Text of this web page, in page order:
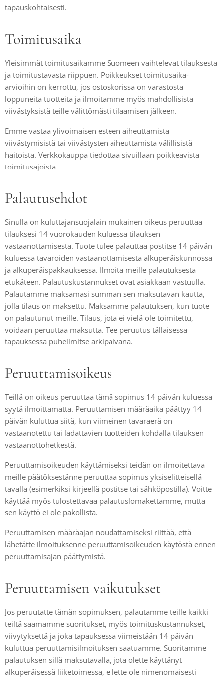
tapauskohtaisesti.
Toimitusaika
Yleisimmät toimitusaikamme Suomeen vaihtelevat tilauksesta
ja toimitustavasta riippuen. Poikkeukset toimitusaika-
arvioihin on kerrottu, jos ostoskorissa on varastosta
loppuneita tuotteita ja ilmoitamme myös mahdollisista
viivästyksistä teille välittömästi tilaamisen jälkeen.
Emme vastaa ylivoimaisen esteen aiheuttamista
viivästymisistä tai viivästysten aiheuttamista välillisistä
haitoista. Verkkokauppa tiedottaa sivuillaan poikkeavista
toimitusajoista.
Palautusehdot
Sinulla on kuluttajansuojalain mukainen oikeus peruuttaa
tilauksesi 14 vuorokauden kuluessa tilauksen
vastaanottamisesta. Tuote tulee palauttaa postitse 14 päivän
kuluessa tavaroiden vastaanottamisesta alkuperäiskunnossa
ja alkuperäispakkauksessa. Ilmoita meille palautuksesta
etukäteen. Palautuskustannukset ovat asiakkaan vastuulla.
Palautamme maksamasi summan sen maksutavan kautta,
jolla tilaus on maksettu. Maksamme palautuksen, kun tuote
on palautunut meille. Tilaus, jota ei vielä ole toimitettu,
voidaan peruuttaa maksutta. Tee peruutus tällaisessa
tapauksessa puhelimitse arkipäivänä.
Peruuttamisoikeus
Teillä on oikeus peruuttaa tämä sopimus 14 päivän kuluessa
syytä ilmoittamatta. Peruuttamisen määräaika päättyy 14
päivän kuluttua siitä, kun viimeinen tavaraerä on
vastaanotettu tai ladattavien tuotteiden kohdalla tilauksen
vastaanottohetkestä.
Peruuttamisoikeuden käyttämiseksi teidän on ilmoitettava
meille päätöksestänne peruuttaa sopimus yksiselitteisellä
tavalla (esimerkiksi kirjeellä postitse tai sähköpostilla). Voitte
käyttää myös tulostettavaa palautuslomakettamme, mutta
sen käyttö ei ole pakollista.
Peruuttamisen määräajan noudattamiseksi riittää, että
lähetätte ilmoituksenne peruuttamisoikeuden käytöstä ennen
peruuttamisajan päättymistä.
Peruuttamisen vaikutukset
Jos peruutatte tämän sopimuksen, palautamme teille kaikki
teiltä saamamme suoritukset, myös toimituskustannukset,
viivytyksettä ja joka tapauksessa viimeistään 14 päivän
kuluttua peruuttamisilmoituksen saatuamme. Suoritamme
palautuksen sillä maksutavalla, jota olette käyttänyt
alkuperäisessä liiketoimessa, ellette ole nimenomaisesti